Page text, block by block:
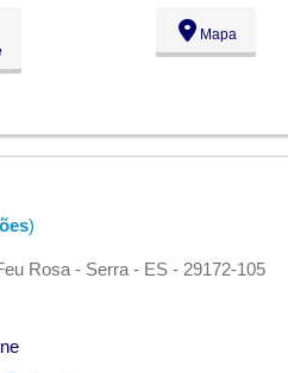
Mapa
)
Rosa - Serra - ES - 29172-105